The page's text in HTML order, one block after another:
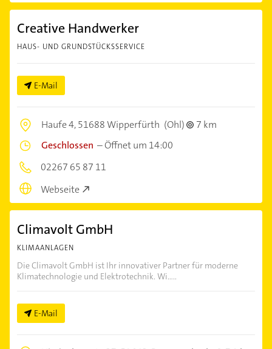
Creative Handwerker
HAUS- UND GRUNDSTÜCKSSERVICE
E-Mail
Haufe 4,51688 Wipperfürth (Ohl)
7 km
Geschlossen –Öffnet um 14:00
02267 65 87 11
Webseite
Climavolt GmbH
KLIMAANLAGEN
Die Climavolt GmbH ist Ihr innovativer Partner für moderne
Klimatechnologie und Elektrotechnik. Wi.....
E-Mail